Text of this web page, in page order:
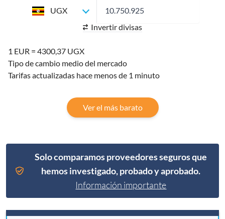
UGX
Invertir divisas
1 EUR = 4300,37 UGX
Tipo de cambio medio del mercado
Tarifas actualizadas hace menos de 1 minuto
Ver el más barato
Solo comparamos proveedores seguros que
hemos investigado, probado y aprobado.
Información importante